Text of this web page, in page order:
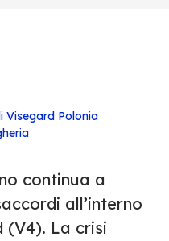
Visegard Polonia
continua a
all’interno
(V4). La crisi